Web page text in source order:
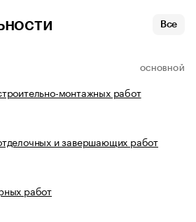
Все
ОСНОВНОЙ
монтажных работ
и завершающих работ
работ